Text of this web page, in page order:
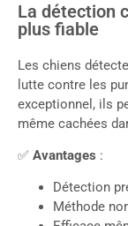
La détection
plus fiable
Les chiens
lutte contre les
exceptionnel, ils
même cachées
✅ Avantages :
Détection
Méthode